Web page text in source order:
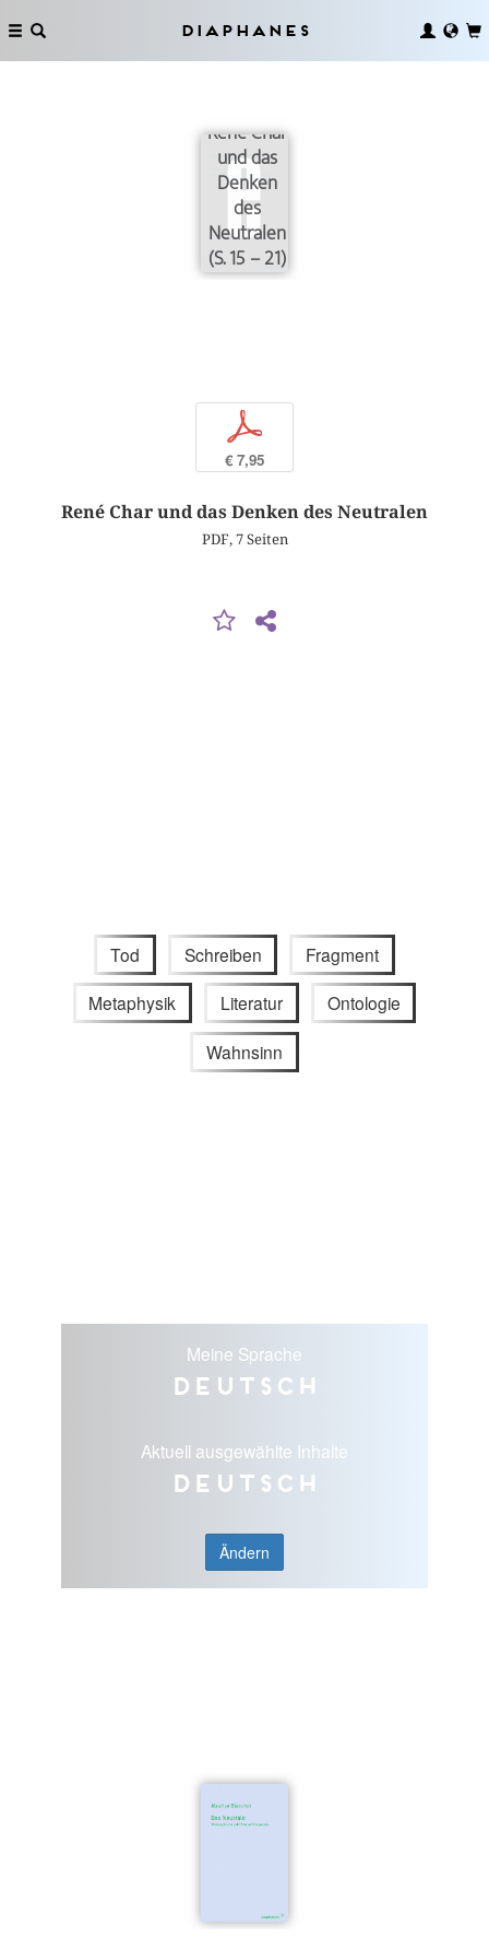
Diaphanes
René Char
und das
Denken
des
Neutralen
(S. 15 – 21)
p
€ 7,95
René Char und das Denken des Neutralen
PDF, 7 Seiten
Tod Schreiben Fragment
Metaphysik Literatur Ontologie
Wahnsinn
Meine Sprache
Deutsch
Aktuell ausgewählte Inhalte
Deutsch
Ändern